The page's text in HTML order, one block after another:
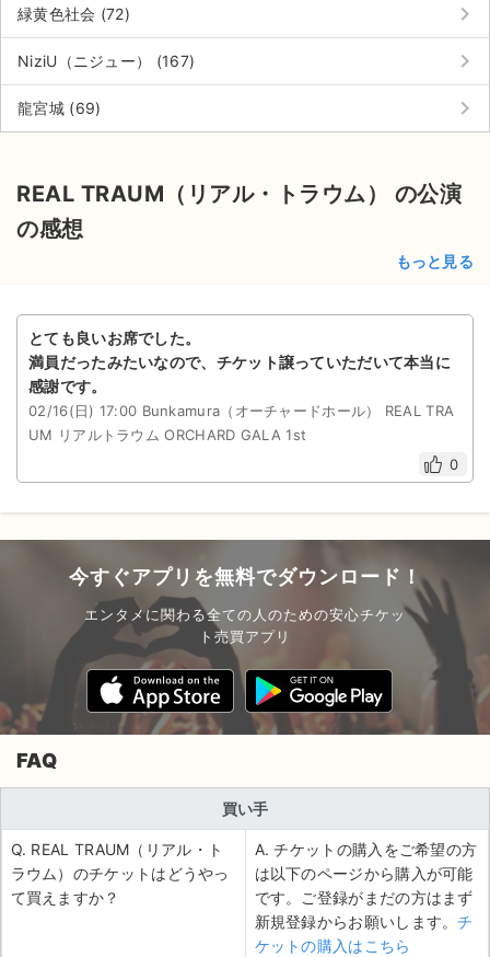
緑黄色社会 (72) keyboard_arrow_right
NiziU（ニジュー） (167) keyboard_arrow_right
龍宮城 (69) keyboard_arrow_right
REAL TRAUM（リアル・トラウム） の公演
の感想
もっと見る
とても良いお席でした。
満員だったみたいなので、チケット譲っていただいて本当に
感謝です。
02/16(日) 17:00 Bunkamura（オーチャードホール） REAL TRA
UM リアルトラウム ORCHARD GALA 1st
0
今すぐアプリを無料でダウンロード！
エンタメに関わる全ての人のための安心チケッ
ト売買アプリ
FAQ
買い手
Q. REAL TRAUM（リアル・ト
ラウム）のチケットはどうやっ
て買えますか？
A. チケットの購入をご希望の方
は以下のページから購入が可能
です。ご登録がまだの方はまず
新規登録からお願いします。チ
ケットの購入はこちら